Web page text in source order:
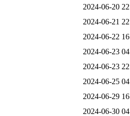
2024-06-20
2024-06-21
2024-06-22
2024-06-23
2024-06-23
2024-06-25
2024-06-29
2024-06-30